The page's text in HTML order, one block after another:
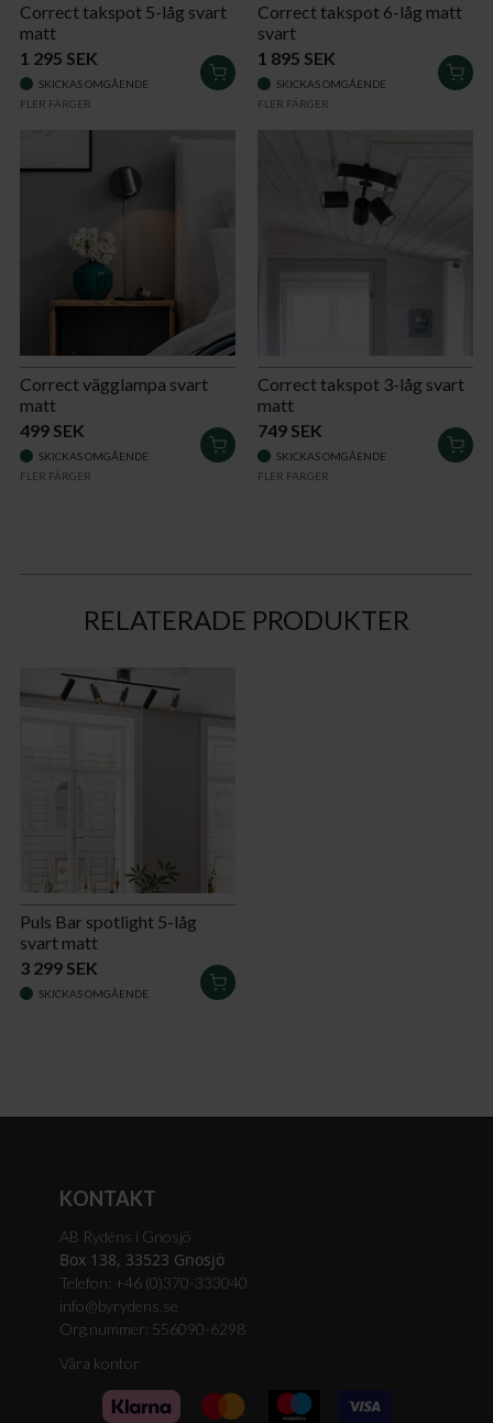
Correct takspot 5-låg svart
matt
1 295 SEK
LÄGG
I
VARUKORGEN
SKICKAS OMGÅENDE
FLER FÄRGER
Correct takspot 6-låg matt
svart
1 895 SEK
I
SKICKAS OMGÅENDE
FLER FÄRGER
Correct vägglampa svart
matt
499 SEK
LÄGG
I
VARUKORGEN
SKICKAS OMGÅENDE
FLER FÄRGER
Correct takspot 3-låg svart
matt
749 SEK
I
SKICKAS OMGÅENDE
FLER FÄRGER
RELATERADE PRODUKTER
Puls Bar spotlight 5-låg
svart matt
3 299 SEK
LÄGG
I
SKICKAS OMGÅENDE
KONTAKT
AB Rydéns i Gnosjö
Box 138, 33523 Gnosjö
Telefon: +46 (0)370-333040
info@byrydens.se
Org.nummer: 556090-6298
Våra kontor